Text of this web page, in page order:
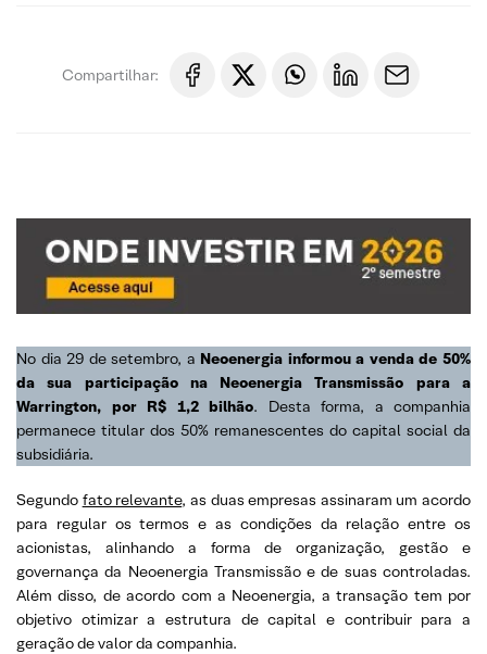
Compartilhar:
No dia 29 de setembro, a Neoenergia informou a venda de 50%
da sua participação na Neoenergia Transmissão
para a
Warrington, por R$ 1,2 bilhão. Desta forma, a companhia
permanece titular dos 50% remanescentes do capital social da
subsidiária.
Segundo fato relevante, as duas empresas assinaram um acordo
para regular os termos e as condições da relação entre os
acionistas, alinhando a forma de organização, gestão e
governança da Neoenergia Transmissão e de suas controladas.
Além disso, de acordo com a Neoenergia, a transação tem por
objetivo otimizar a estrutura de capital e contribuir para a
geração de valor da companhia.